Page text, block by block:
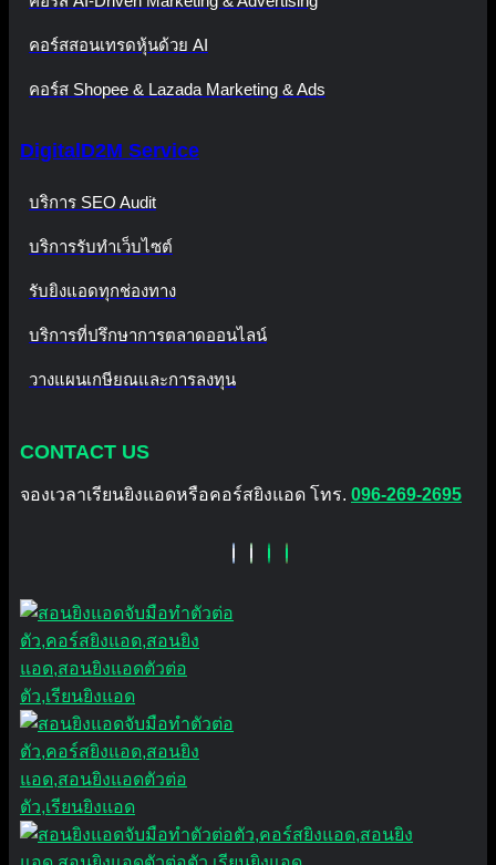
คอร์สสอนเทรดหุ้นด้วย AI
คอร์ส Shopee & Lazada Marketing & Ads
DigitalD2M Service
บริการ SEO Audit
บริการรับทำเว็บไซต์
รับยิงแอดทุกช่องทาง
บริการที่ปรึกษาการตลาดออนไลน์
วางแผนเกษียณและการลงทุน
CONTACT US
จองเวลาเรียนยิงแอดหรือคอร์สยิงแอด โทร. 096-269-2695